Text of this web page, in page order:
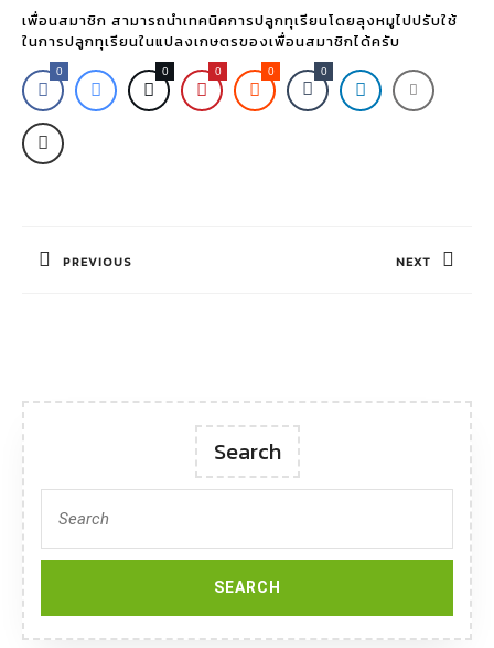
เพื่อนสมาชิก สามารถนำเทคนิคการปลูกทุเรียนโดยลุงหมูไปปรับใช้
ในการปลูกทุเรียนในแปลงเกษตรของเพื่อนสมาชิกได้ครับ
0 0 0 0 0
เรื่องPREVIOUS NEXT
Search
for: